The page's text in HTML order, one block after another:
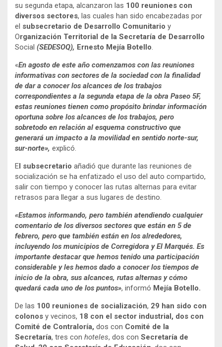
su segunda etapa, alcanzaron las 100 reuniones con
diversos sectores, las cuales han sido encabezadas por
el subsecretario de Desarrollo Comunitario y
Organización Territorial de la Secretaría de Desarrollo
Social (SEDESOQ), Ernesto Mejía Botello.
«En agosto de este año comenzamos con las reuniones
informativas con sectores de la sociedad con la finalidad
de dar a conocer los alcances de los trabajos
correspondientes a la segunda etapa de la obra Paseo 5F,
estas reuniones tienen como propósito brindar información
oportuna sobre los alcances de los trabajos, pero
sobretodo en relación al esquema constructivo que
generará un impacto a la movilidad en sentido norte-sur,
sur-norte», explicó.
El subsecretario añadió que durante las reuniones de
socialización se ha enfatizado el uso del auto compartido,
salir con tiempo y conocer las rutas alternas para evitar
retrasos para llegar a sus lugares de destino.
«Estamos informando, pero también atendiendo cualquier
comentario de los diversos sectores que están en 5 de
febrero, pero que también están en los alrededores,
incluyendo los municipios de Corregidora y El Marqués. Es
importante destacar que hemos tenido una participación
considerable y les hemos dado a conocer los tiempos de
inicio de la obra, sus alcances, rutas alternas y cómo
quedará cada uno de los puntos», informó Mejía Botello.
De las 100 reuniones de socialización, 29 han sido con
colonos y vecinos, 18 con el sector industrial, dos con
Comité de Contraloría, dos con Comité de la
Secretaría, tres con hoteles, dos con Secretaría de